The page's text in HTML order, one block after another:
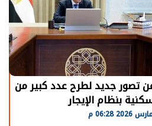
تصور جديد لطرح عدد كبير من
بنظام الإيجار